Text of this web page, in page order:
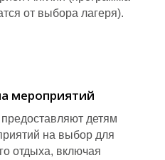
от выбора лагеря).
мероприятий
детям
на выбор для
отдыха, включая